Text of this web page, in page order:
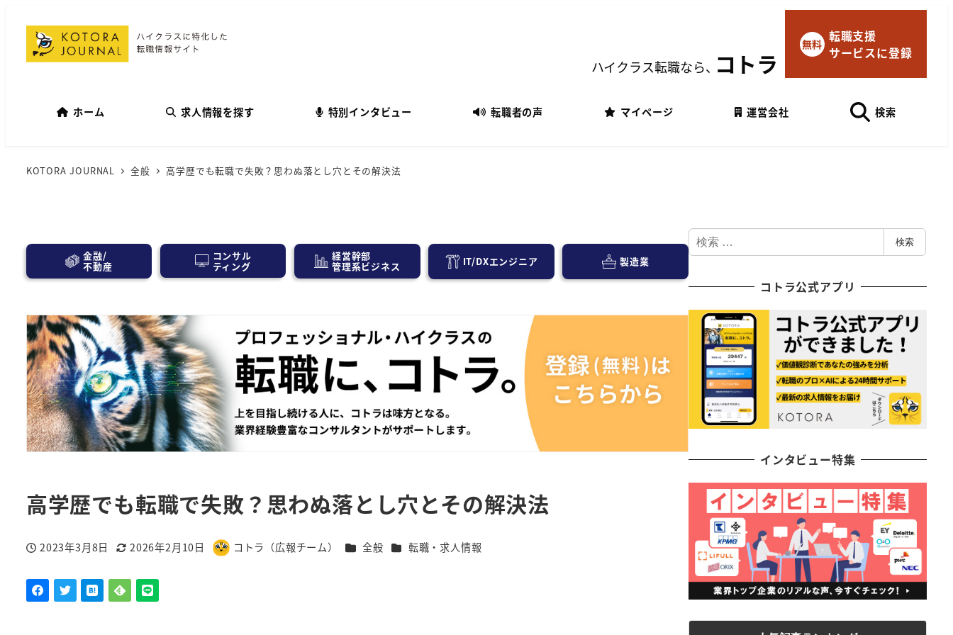
マイページにログイン
ハイクラス転職なら、コトラ
無料 転職支援
サービスに登録
ホーム 求人情報を探す 特別インタビュー 転職者の声 マイページ 運営会社 検索
KOTORA JOURNAL 全般 高学歴でも転職で失敗？思わぬ落とし穴とその解決法
金融/
不動産
コンサル
ティング
経営幹部
管理系ビジネス IT/DXエンジニア 製造業
高学歴でも転職で失敗？思わぬ落とし穴とその解決法
投稿日
2023年3月8日
更新日
2026年2月10日
著
コトラ（広報チーム） カテゴリー
全般 カテゴリー
転職・求人情報
検
索
検索
コトラ公式アプリ
インタビュー特集